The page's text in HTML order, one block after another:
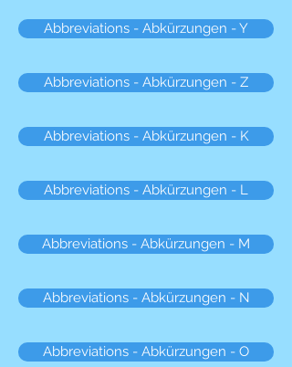
Abbreviations - Abkürzungen - Y
Abbreviations - Abkürzungen - Z
Abbreviations - Abkürzungen - K
Abbreviations - Abkürzungen - L
Abbreviations - Abkürzungen - M
Abbreviations - Abkürzungen - N
Abbreviations - Abkürzungen - O